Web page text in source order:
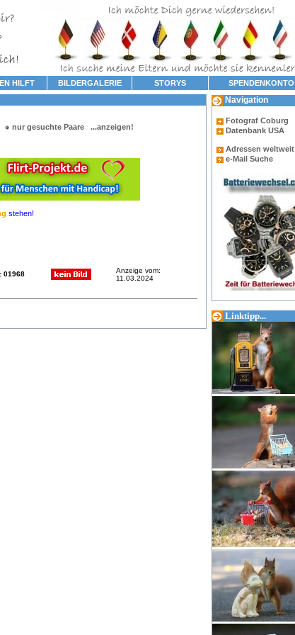
HILFT BILDERGALERIE STORYS SPENDENKONTO
nur gesuchte Paare ...anzeigen!
stehen!
01968
Anzeige vom:
11.03.2024
Navigation
Fotograf Coburg
Datenbank USA
Adressen weltweit
e-Mail Suche
Linktipp...